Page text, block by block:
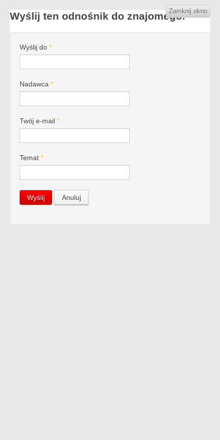
Wyślij ten odnośnik do znajomego.Zamknij okno
Wyślij do *
Nadawca *
Twój e-mail *
Temat *
Wyślij Anuluj